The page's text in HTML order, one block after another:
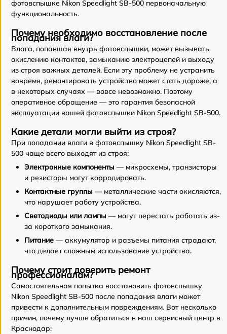
фотовспышке Nikon Speedlight SB-500 первоначальную
функциональность.
Почему необходимо восстановление после
попадания влаги?
Влага, попавшая внутрь фотовспышки, может вызывать
окислению контактов, замыканию электроцепей и выходу
из строя важных деталей. Если эту проблему не устранить
вовремя, ремонтировать устройство может стать дороже, а
в некоторых случаях — вовсе невозможно. Поэтому
оперативное обращение — это гарантия безопасной
эксплуатации вашей фотовспышки Nikon Speedlight SB-500.
Какие детали могли выйти из строя?
При попадании влаги в фотовспышку Nikon Speedlight SB-
500 чаще всего выходят из строя:
Электронные компоненты — микросхемы, транзисторы
и резисторы могут корродировать.
Контактные группы — металлические части окисляются,
что нарушает работу устройства.
Светодиоды или лампы — могут перестать работать из-
за короткого замыкания.
Питание — аккумулятор и разъемы питания страдают,
что делает сложным использование устройства.
Почему стоит доверить ремонт
профессионалам?
Самостоятельная попытка восстановить фотовспышку
Nikon Speedlight SB-500 после попадания влаги может
привести к дополнительным повреждениям. Вот несколько
причин, почему лучше обратиться в наш сервисный центр в
Краснодар: